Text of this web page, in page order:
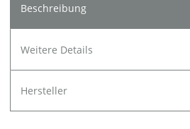
Beschreibung
Weitere Details
Hersteller